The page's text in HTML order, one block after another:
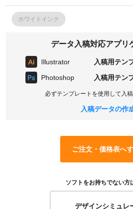
ホワイトインク
データ入稿対応アプリ
Illustrator
入稿用テン
Photoshop
入稿用テン
必ずテンプレートを使用して入稿
入稿データの作
ご注文・価格表へ
ソフトをお持ちでない方
デザインシミュレ